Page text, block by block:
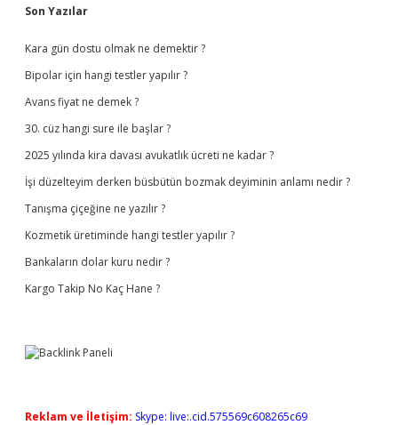
Sidebar
Son Yazılar
Kara gün dostu olmak ne demektir ?
Bipolar için hangi testler yapılır ?
Avans fiyat ne demek ?
30. cüz hangi sure ile başlar ?
2025 yılında kira davası avukatlık ücreti ne kadar ?
İşi düzelteyim derken büsbütün bozmak deyiminin anlamı nedir ?
Tanışma çiçeğine ne yazılır ?
Kozmetik üretiminde hangi testler yapılır ?
Bankaların dolar kuru nedir ?
Kargo Takip No Kaç Hane ?
Reklam ve İletişim: Skype: live:.cid.575569c608265c69